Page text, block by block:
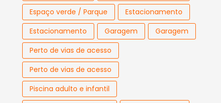
Espaço verde / Parque
Estacionamento
Estacionamento
Garagem
Garagem
Perto de vias de acesso
Perto de vias de acesso
Piscina adulto e infantil